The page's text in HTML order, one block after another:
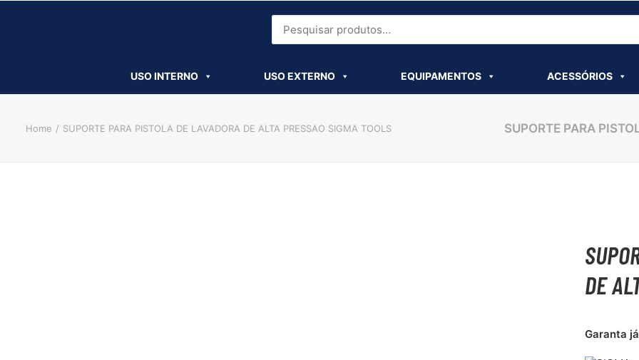
USO INTERNO USO EXTERNO EQUIPAMENTOS ACESSÓRIOS
SUPORTE PARA
Home SUPORTE PARA PISTOLA DE LAVADORA DE ALTA PRESSAO SIGMA TOOLS
DE
Garanta
Para consultar valores dos nossos produtos, entre em contato com nossos